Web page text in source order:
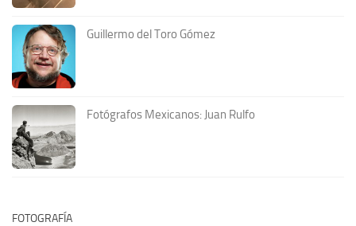
Guillermo del Toro Gómez
Fotógrafos Mexicanos: Juan Rulfo
FOTOGRAFÍA